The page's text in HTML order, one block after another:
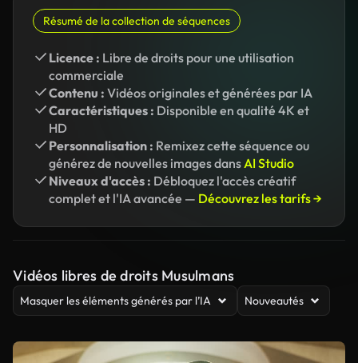
Résumé de la collection de séquences
Licence : Libre de droits pour une utilisation
commerciale
Contenu : Vidéos originales et générées par IA
Caractéristiques : Disponible en qualité 4K et
HD
Personnalisation : Remixez cette séquence ou
générez de nouvelles images dansAI Studio
Niveaux d'accès : Débloquez l'accès créatif
complet et l'IA avancée — Découvrez les tarifs →
Vidéos libres de droits Musulmans
Masquer les éléments générés par l’IA Nouveautés